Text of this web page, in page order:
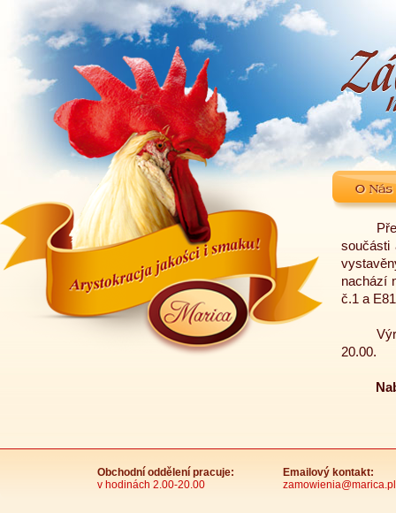
součásti
nachází
č.1 a
20.00.
Obchodní oddělení pracuje:
v hodinách 2.00-20.00
Emailový kontakt:
zamowienia@marica.pl